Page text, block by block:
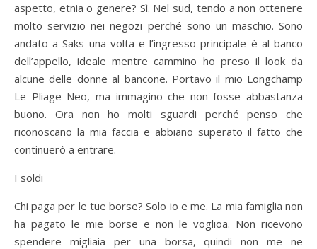
aspetto, etnia o genere? Sì. Nel sud, tendo a non ottenere
molto servizio nei negozi perché sono un maschio. Sono
andato a Saks una volta e l’ingresso principale è al banco
dell’appello, ideale mentre cammino ho preso il look da
alcune delle donne al bancone. Portavo il mio Longchamp
Le Pliage Neo, ma immagino che non fosse abbastanza
buono. Ora non ho molti sguardi perché penso che
riconoscano la mia faccia e abbiano superato il fatto che
continuerò a entrare.
I soldi
Chi paga per le tue borse? Solo io e me. La mia famiglia non
ha pagato le mie borse e non le voglioa. Non ricevono
spendere migliaia per una borsa, quindi non me ne